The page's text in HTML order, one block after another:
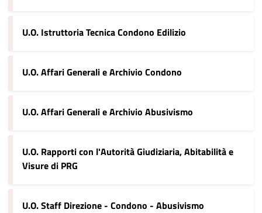
U.O. Istruttoria Tecnica Condono Edilizio
U.O. Affari Generali e Archivio Condono
U.O. Affari Generali e Archivio Abusivismo
U.O. Rapporti con l'Autorità Giudiziaria, Abitabilità e
Visure di PRG
U.O. Staff Direzione - Condono - Abusivismo